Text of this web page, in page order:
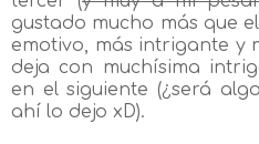
gustado mucho más que
emotivo, más intrigante y
deja con muchísima
en el siguiente (¿será
ahí lo dejo xD).